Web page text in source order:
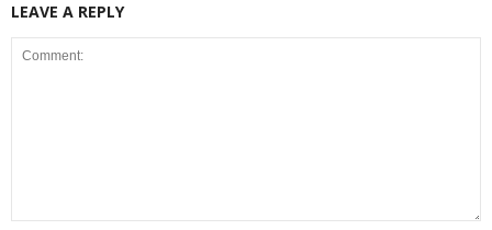
LEAVE A REPLY